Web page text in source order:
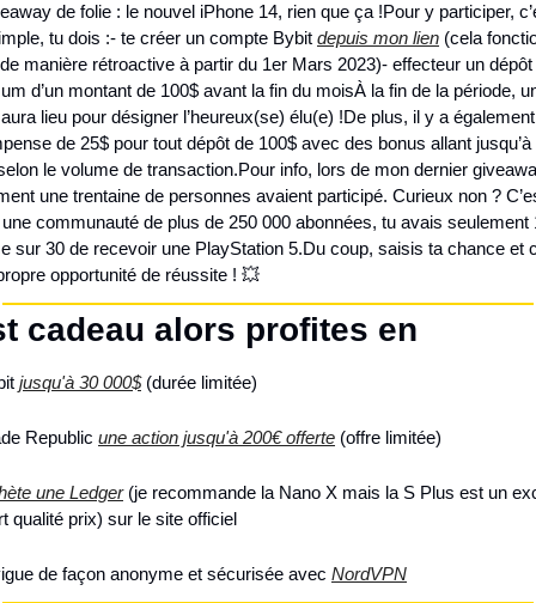
de folie : le nouvel iPhone 14, rien que ça !Pour y participer,
tu dois :- te créer un compte Bybit depuis mon lien (cela
manière rétroactive à partir du 1er Mars 2023)- effecteur un dépôt
d’un montant de 100$ avant la fin du moisÀ la fin de la période,
lieu pour désigner l’heureux(se) élu(e) !De plus, il y a
de 25$ pour tout dépôt de 100$ avec des bonus allant jusqu’à
le volume de transaction.Pour info, lors de mon dernier
une trentaine de personnes avaient participé. Curieux non ?
communauté de plus de 250 000 abonnées, tu avais seulement
sur 30 de recevoir une PlayStation 5.Du coup, saisis ta chance et
opportunité de réussite ! 💥
cadeau alors profites en
jusqu'à 30 000$ (durée limitée)
Republic une action jusqu'à 200€ offerte (offre limitée)
une Ledger (je recommande la Nano X mais la S Plus est un
qualité prix) sur le site officiel
de façon anonyme et sécurisée avec NordVPN